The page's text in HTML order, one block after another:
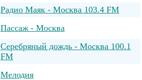
Радио Маяк - Москва 103.4 FM
Пассаж - Москва
Серебряный дождь - Москва 100.1
FM
Мелодия